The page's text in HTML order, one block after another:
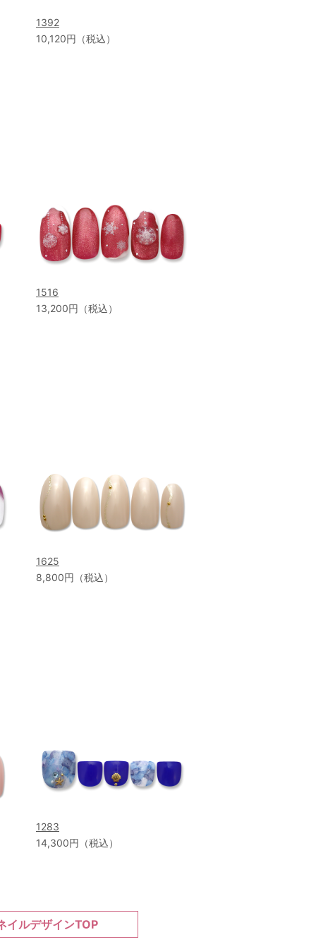
1392
10,120円（税込）
1516
13,200円（税込）
1625
8,800円（税込）
1283
14,300円（税込）
イルデザインTOP